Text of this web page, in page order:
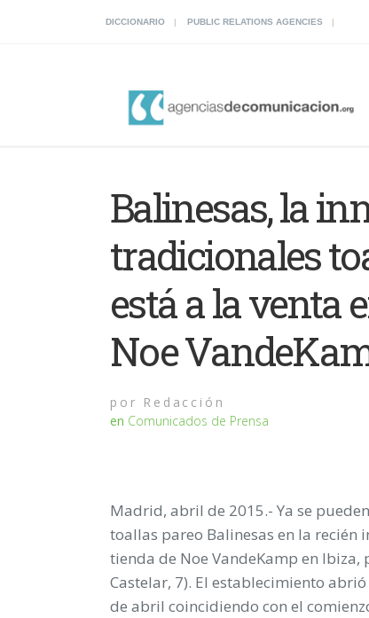
DICCIONARIO PUBLIC RELATIONS AGENCIES
Balinesas, la
tradicionales
está a la venta
Noe
por Redacción
en Comunicados de Prensa
Madrid, abril de 2015.- Ya se
toallas pareo Balinesas en la recién
tienda de Noe VandeKamp en Ibiza,
Castelar, 7). El establecimiento
de abril coincidiendo con el